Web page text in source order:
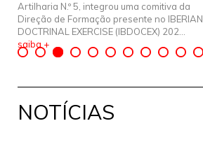
Artilharia N.º 5, integrou uma comitiva da
Direção de Formação presente no IBERIAN
DOCTRINAL EXERCISE (IBDOCEX) 202...
saiba +
NOTÍCIAS